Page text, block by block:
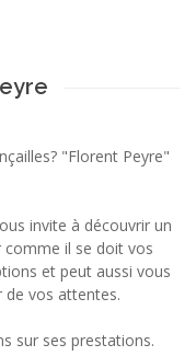
"Florent Peyre"
invite à découvrir un
il se doit vos
et peut aussi vous
de vos attentes.
sur ses prestations.